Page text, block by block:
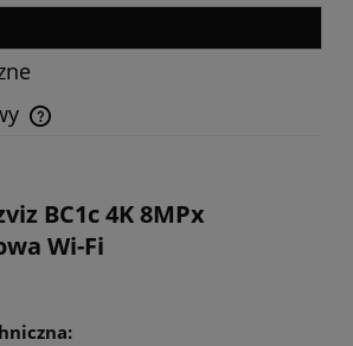
kosztów płatności
BC1c 4K 8MPx
Wi-Fi